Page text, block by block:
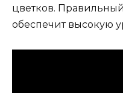
цветков.
обеспечит высокую